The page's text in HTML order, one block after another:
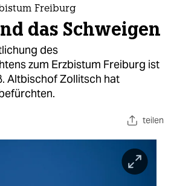
Freiburg
das Schweigen
des
zum Erzbistum Freiburg ist
Altbischof Zollitsch hat
teilen